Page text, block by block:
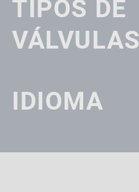
TIPOS DE
VÁLVULAS
IDIOMA